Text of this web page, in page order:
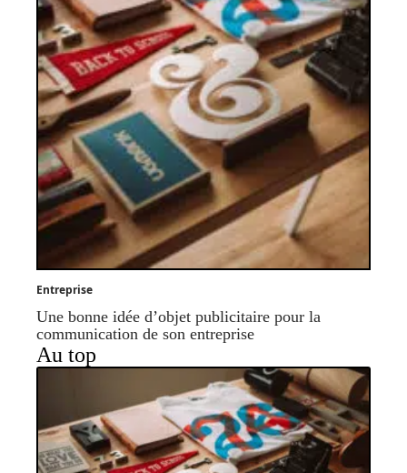
Entreprise
Une bonne idée d’objet publicitaire pour la
communication de son entreprise
Au top